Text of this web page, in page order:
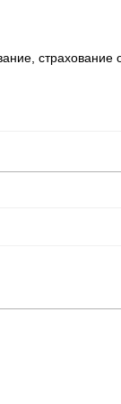
страхование